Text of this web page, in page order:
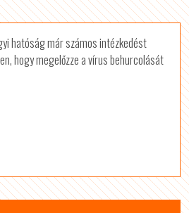
hatóság már számos intézkedést
hogy megelőzze a vírus behurcolását